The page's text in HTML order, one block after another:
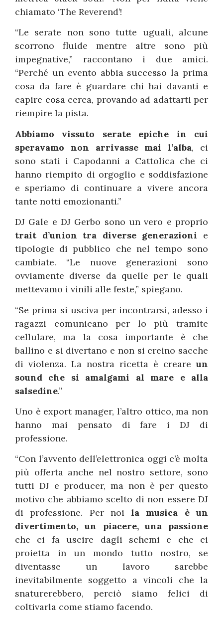
chiamato ‘The Reverend’!
“Le serate non sono tutte uguali, alcune
scorrono fluide mentre altre sono più
impegnative,” raccontano i due amici.
“Perché un evento abbia successo la prima
cosa da fare è guardare chi hai davanti e
capire cosa cerca, provando ad adattarti per
riempire la pista.
Abbiamo vissuto serate epiche in cui
speravamo non arrivasse mai l’alba, ci
sono stati i Capodanni a Cattolica che ci
hanno riempito di orgoglio e soddisfazione
e speriamo di continuare a vivere ancora
tante notti emozionanti.”
DJ Gale e DJ Gerbo sono un vero e proprio
trait d’union tra diverse generazioni e
tipologie di pubblico che nel tempo sono
cambiate. “Le nuove generazioni sono
ovviamente diverse da quelle per le quali
mettevamo i vinili alle feste,” spiegano.
“Se prima si usciva per incontrarsi, adesso i
ragazzi comunicano per lo più tramite
cellulare, ma la cosa importante è che
ballino e si divertano e non si creino sacche
di violenza. La nostra ricetta è creareun
sound che si amalgami al mare e alla
salsedine.”
Uno è export manager, l’altro ottico, ma non
hanno mai pensato di fare i DJ di
professione.
“Con l’avvento dell’elettronica oggi c’è molta
più offerta anche nel nostro settore, sono
tutti DJ e producer, ma non è per questo
motivo che abbiamo scelto di non essere DJ
di professione. Per noila musica è un
divertimento, un piacere, una passione
che ci fa uscire dagli schemi e che ci
proietta in un mondo tutto nostro, se
diventasse un lavoro sarebbe
inevitabilmente soggetto a vincoli che la
snaturerebbero, perciò siamo felici di
coltivarla come stiamo facendo.